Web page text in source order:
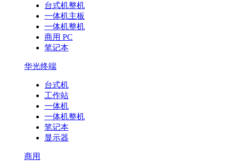
台式机整机
一体机主板
一体机整机
商用 PC
笔记本
华光终端
台式机
工作站
一体机
一体机整机
笔记本
显示器
商用